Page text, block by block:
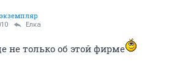
Ёлка
не только об этой фирме